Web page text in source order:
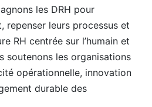
les DRH pour
repenser leurs processus et
RH centrée sur l’humain et
soutenons les organisations
opérationnelle, innovation
durable des